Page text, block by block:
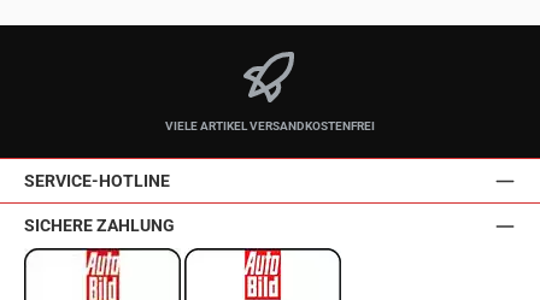
VIELE ARTIKEL VERSANDKOSTENFREI
SERVICE-HOTLINE
SICHERE ZAHLUNG